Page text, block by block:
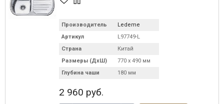
Производитель
Ledeme
Артикул
L97749-L
Страна
Китай
Размеры (ДхШ)
770 х 490 мм
Глубина чаши
180 мм
2 960 руб.